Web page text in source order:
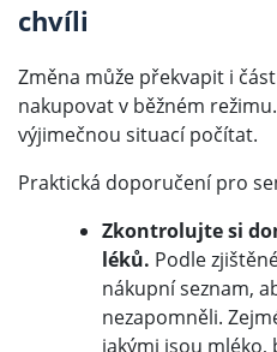
chvíli
Změna může překvapit i
nakupovat v běžném
výjimečnou situací počítat.
Praktická doporučení pro
Zkontrolujte si
léků. Podle
nákupní seznam,
nezapomněli.
jakými jsou mléko,